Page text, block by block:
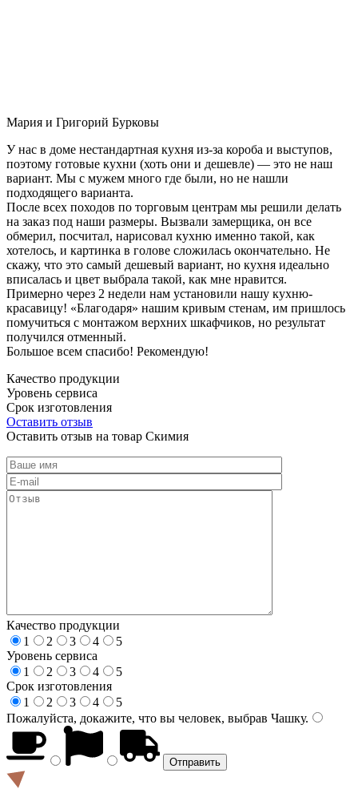
Мария и Григорий Бурковы
У нас в доме нестандартная кухня из-за короба и выступов,
поэтому готовые кухни (хоть они и дешевле) — это не наш
вариант. Мы с мужем много где были, но не нашли
подходящего варианта.
После всех походов по торговым центрам мы решили делать
на заказ под наши размеры. Вызвали замерщика, он все
обмерил, посчитал, нарисовал кухню именно такой, как
хотелось, и картинка в голове сложилась окончательно. Не
скажу, что это самый дешевый вариант, но кухня идеально
вписалась и цвет выбрала такой, как мне нравится.
Примерно через 2 недели нам установили нашу кухню-
красавицу! «Благодаря» нашим кривым стенам, им пришлось
помучиться с монтажом верхних шкафчиков, но результат
получился отменный.
Большое всем спасибо! Рекомендую!
Качество продукции
Уровень сервиса
Срок изготовления
Оставить отзыв
Оставить отзыв на товар Скимия
Качество продукции
1
2 3 4
5
Уровень сервиса
1
2 3 4
5
Срок изготовления
1
2 3 4
5
Пожалуйста, докажите, что вы человек, выбрав Чашку.